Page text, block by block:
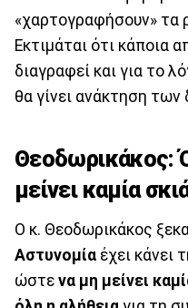
«χαρτογραφήσουν» τα
Εκτιμάται ότι κάποια
διαγραφεί και για το
θα γίνει ανάκτηση των
Θεοδωρικάκος:
μείνει καμία
Ο κ. Θεοδωρικάκος
Αστυνομία έχει κάνει
ώστε να μη μείνει